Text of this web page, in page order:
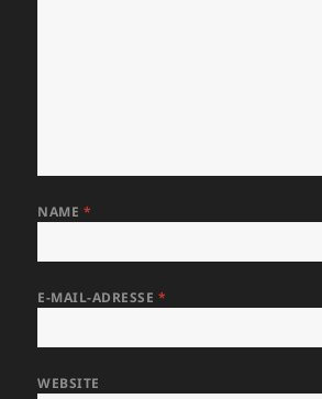
NAME *
E-MAIL-ADRESSE *
WEBSITE